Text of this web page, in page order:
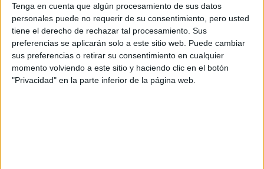
Tenga en cuenta que algún procesamiento de sus datos
personales puede no requerir de su consentimiento, pero usted
tiene el derecho de rechazar tal procesamiento. Sus
preferencias se aplicarán solo a este sitio web. Puede cambiar
sus preferencias o retirar su consentimiento en cualquier
momento volviendo a este sitio y haciendo clic en el botón
"Privacidad" en la parte inferior de la página web.
Seleccionar por provincia
A Coruña(1)
Guipúzcoa(1)
Madrid
(4)
Málaga (2)
La Rioja(1)